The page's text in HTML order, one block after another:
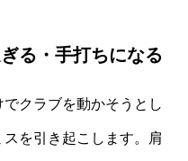
る・手打ちになる
クラブを動かそうとし
を引き起こします。肩